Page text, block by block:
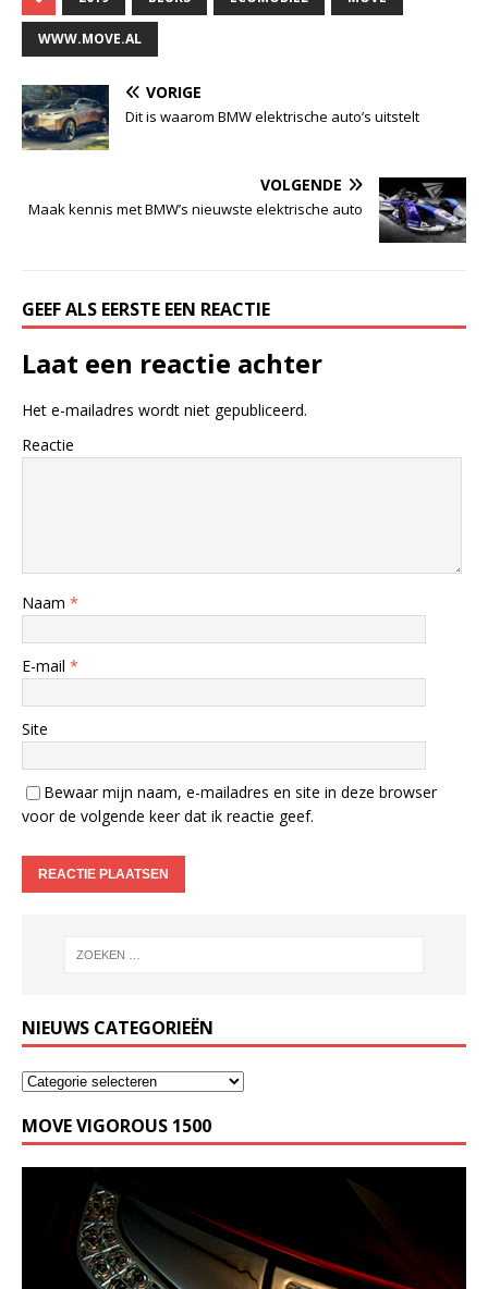
WWW.MOVE.AL
VORIGE
Dit is waarom BMW elektrische auto’s uitstelt
VOLGENDE
Maak kennis met BMW’s nieuwste elektrische auto
GEEF ALS EERSTE EEN REACTIE
Laat een reactie achter
Het e-mailadres wordt niet gepubliceerd.
Reactie
Naam *
E-mail *
Site
Bewaar mijn naam, e-mailadres en site in deze browser
voor de volgende keer dat ik reactie geef.
NIEUWS CATEGORIEËN
MOVE VIGOROUS 1500